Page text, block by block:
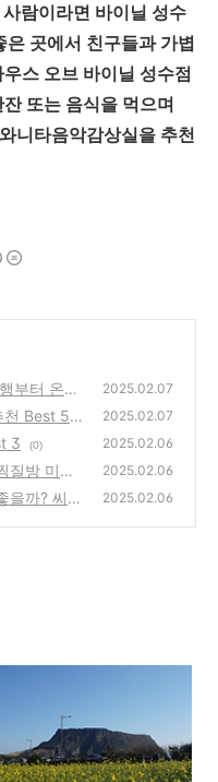
람이라면 바이닐 성수
곳에서 친구들과 가볍
스 오브 바이닐 성수점
또는 음식을 먹으며
니타음악감상실을 추천
부터 온천
2025.02.07
천 Best 5 2025.02.07
3 (0) 2025.02.06
미리
2025.02.06
을까? 씨랄
2025.02.06